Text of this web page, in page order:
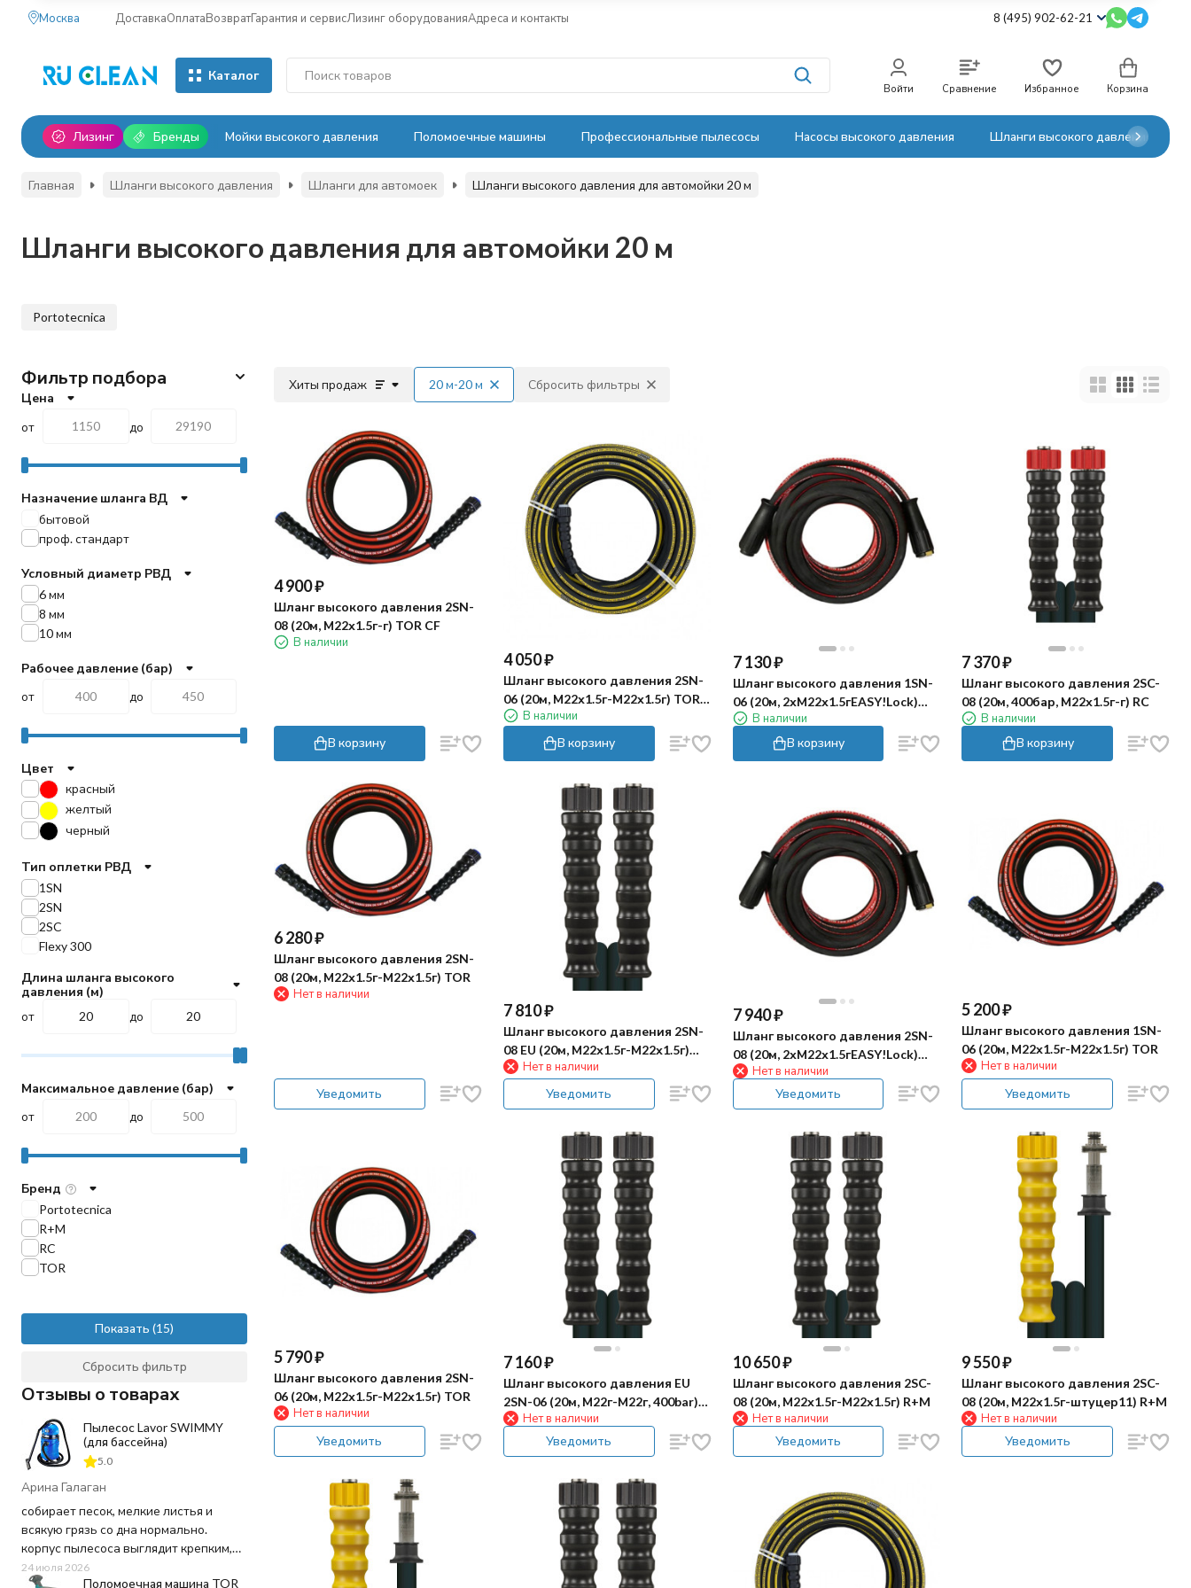
Москва ДоставкаОплатаВозвратГарантия и сервисЛизинг оборудованияАдреса и контакты 8 (495) 902-62-21
Каталог
Войти Сравнение Избранное Корзина
Лизинг Бренды Мойки высокого давления Поломоечные машины Профессиональные пылесосы Насосы высокого давления Шланги высокого давления
Главная Шланги высокого давления Шланги для автомоек Шланги высокого давления для автомойки 20 м
Шланги высокого давления для автомойки 20 м
Portotecnica
Хиты продаж 20 м-20 м Сбросить фильтры
4 900₽
Шланг высокого давления 2SN-
08 (20м, М22х1.5г-г) TOR CF
В наличии
В корзину
4 050₽
Шланг высокого давления 2SN-
06 (20м, М22х1.5г-М22х1.5г) TOR
CF В наличии
В корзину
7 130₽
Шланг высокого давления 1SN-
06 (20м, 2хМ22х1.5гEASY!Lock)
TORВ наличии
В корзину
7 370₽
Шланг высокого давления 2SC-
08 (20м, 400бар, М22х1.5г-г) RC
В наличии
В корзину
6 280₽
Шланг высокого давления 2SN-
08 (20м, М22х1.5г-М22х1.5г) TOR
Нет в наличии
Уведомить
7 810₽
Шланг высокого давления 2SN-
08 EU (20м, М22х1.5г-М22х1.5г)
R+MНет в наличии
Уведомить
7 940₽
Шланг высокого давления 2SN-
08 (20м, 2хМ22х1.5гEASY!Lock)
TORНет в наличии
Уведомить
5 200₽
Шланг высокого давления 1SN-
06 (20м, М22х1.5г-М22х1.5г) TOR
Нет в наличии
Уведомить
5 790₽
Шланг высокого давления 2SN-
06 (20м, М22х1.5г-М22х1.5г) TOR
Нет в наличии
Уведомить
7 160₽
Шланг высокого давления EU
2SN-06 (20м, М22г-М22г, 400bar)
R+MНет в наличии
Уведомить
10 650₽
Шланг высокого давления 2SC-
08 (20м, М22х1.5г-М22х1.5г) R+M
Нет в наличии
Уведомить
9 550₽
Шланг высокого давления 2SC-
08 (20м, М22х1.5г-штуцер11) R+M
Нет в наличии
Уведомить
Фильтр подбора
Цена
от
до
Назначение шланга ВД
бытовой
проф. стандарт
Условный диаметр РВД
6 мм
8 мм
10 мм
Рабочее давление (бар)
от
до
Цвет
красный
желтый
черный
Тип оплетки РВД
1SN
2SN
2SC
Flexy 300
Длина шланга высокого
давления (м)
от
до
Максимальное давление (бар)
от
до
Бренд
Portotecnica
R+M
RC
TOR
Показать
Сбросить фильтр
Отзывы о товарах
Пылесос Lavor SWIMMY
(для бассейна)
5.0
Арина Галаган
собирает песок, мелкие листья и
всякую грязь со дна нормально.
корпус пылесоса выглядит крепким,
пластик не "хлипкий", а шланг
достаточно длинный, не пришлось
24 июля 2026
Поломоечная машина TOR